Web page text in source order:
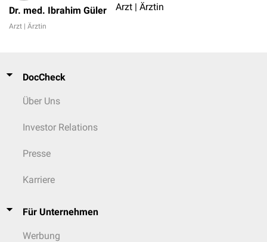
Dr. med. Ibrahim Güler
Arzt | Ärztin
Arzt | Ärztin
DocCheck
Über Uns
Investor Relations
Presse
Karriere
Für Unternehmen
Werbung